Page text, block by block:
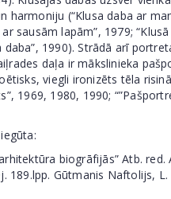
harmoniju (“Klusa daba ar
sausām lapām”, 1979;
daba”, 1990). Strādā arī
daļa ir mākslinieka
viegli ironizēts tēla
1969, 1980, 1990;
biogrāfijās” Atb. red.
189.lpp. Gūtmanis Naftolijs, L.